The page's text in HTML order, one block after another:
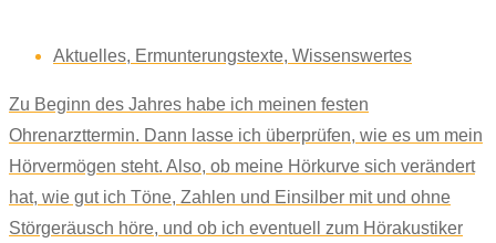
Aktuelles, Ermunterungstexte, Wissenswertes
Zu Beginn des Jahres habe ich meinen festen
Ohrenarzttermin. Dann lasse ich überprüfen, wie es um mein
Hörvermögen steht. Also, ob meine Hörkurve sich verändert
hat, wie gut ich Töne, Zahlen und Einsilber mit und ohne
Störgeräusch höre, und ob ich eventuell zum Hörakustiker